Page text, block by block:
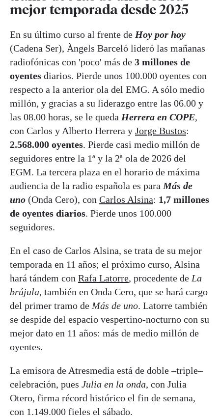
mejor temporada desde 2025
En su último curso al frente de Hoy por hoy
(Cadena Ser), Àngels Barceló lideró las mañanas
radiofónicas con 'poco' más de 3 millones de
oyentes diarios. Pierde unos 100.000 oyentes con
respecto a la anterior ola del EMG. A sólo medio
millón, y gracias a su liderazgo entre las 06.00 y
las 08.00 horas, se le queda Herrera en COPE,
con Carlos y Alberto Herrera y Jorge Bustos:
2.568.000 oyentes. Pierde casi medio millón de
seguidores entre la 1ª y la 2ª ola de 2026 del
EGM. La tercera plaza en el horario de máxima
audiencia de la radio española es para Más de
uno (Onda Cero), con Carlos Alsina: 1,7 millones
de oyentes diarios. Pierde unos 100.000
seguidores.
En el caso de Carlos Alsina, se trata de su mejor
temporada en 11 años; el próximo curso, Alsina
hará tándem con Rafa Latorre, procedente de La
brújula, también en Onda Cero, que se hará cargo
del primer tramo de Más de uno. Latorre también
se despide del espacio vespertino-nocturno con su
mejor dato en 11 años: más de medio millón de
oyentes.
La emisora de Atresmedia está de doble –triple–
celebración, pues Julia en la onda, con Julia
Otero, firma récord histórico el fin de semana,
con 1.149.000 fieles el sábado.